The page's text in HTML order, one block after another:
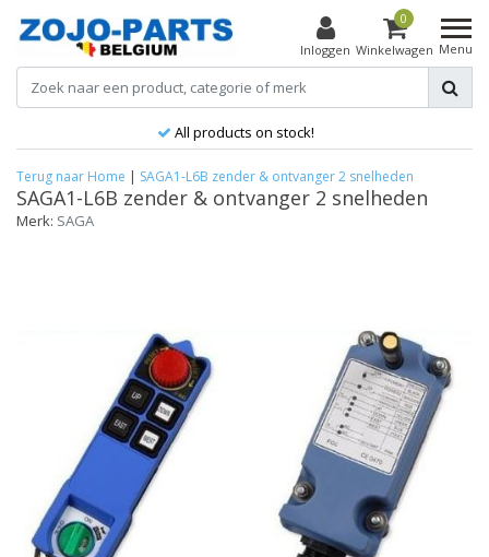
Inloggen
0
Winkelwagen Menu
All products on stock!
Terug naar Home | SAGA1-L6B zender & ontvanger 2 snelheden
SAGA1-L6B zender & ontvanger 2 snelheden
Merk: SAGA